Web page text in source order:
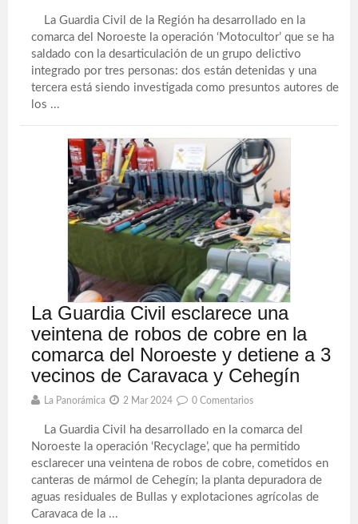
La Guardia Civil de la Región ha desarrollado en la
comarca del Noroeste la operación ‘Motocultor’ que se ha
saldado con la desarticulación de un grupo delictivo
integrado por tres personas: dos están detenidas y una
tercera está siendo investigada como presuntos autores de
los ...
La Guardia Civil esclarece una
veintena de robos de cobre en la
comarca del Noroeste y detiene a 3
vecinos de Caravaca y Cehegín
La Panorámica 2 Mar 2024 0 Comentarios
La Guardia Civil ha desarrollado en la comarca del
Noroeste la operación ‘Recyclage’, que ha permitido
esclarecer una veintena de robos de cobre, cometidos en
canteras de mármol de Cehegín; la planta depuradora de
aguas residuales de Bullas y explotaciones agrícolas de
Caravaca de la ...